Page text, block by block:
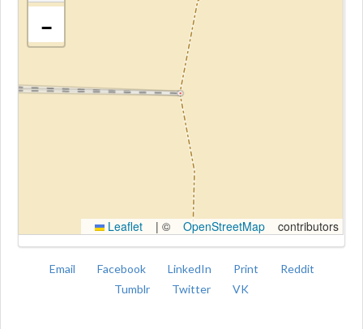
−
Leaflet | © OpenStreetMap contributors
Email Facebook LinkedIn Print
Reddit
Tumblr
Twitter VK